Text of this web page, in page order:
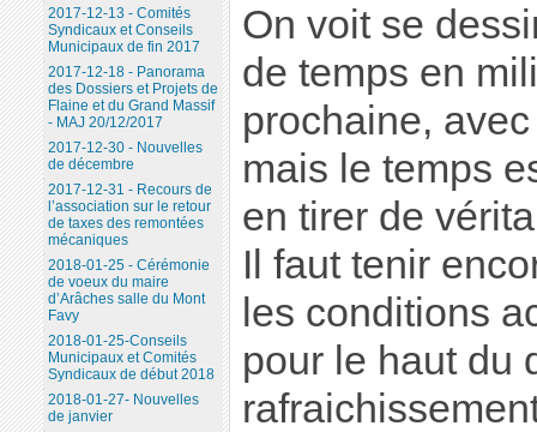
On voit se
de temps en
prochaine,
mais le temps
en tirer de
Il faut tenir
les conditions
pour le haut du
2017-12-13 - Comités
Syndicaux et Conseils
Municipaux de fin 2017
2017-12-18 - Panorama
des Dossiers et Projets de
Flaine et du Grand Massif
- MAJ 20/12/2017
2017-12-30 - Nouvelles
de décembre
2017-12-31 - Recours de
l’association sur le retour
de taxes des remontées
mécaniques
2018-01-25 - Cérémonie
de voeux du maire
d’Arâches salle du Mont
Favy
2018-01-25-Conseils
Municipaux et Comités
Syndicaux de début 2018
2018-01-27- Nouvelles
de janvier